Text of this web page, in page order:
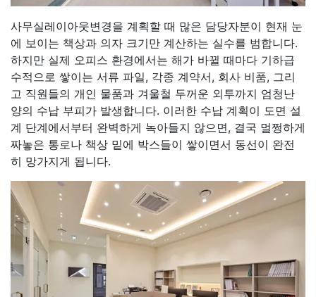
사무실레이아웃변경을 계획할 때 많은 담당자분이 현재 눈
에 보이는 책상과 의자 크기만 계산하는 실수를 범합니다.
하지만 실제 오피스 환경에서는 해가 바뀔 때마다 기하급
수적으로 쌓이는 서류 파일, 각종 계약서, 회사 비품, 그리
고 직원들의 개인 물품과 겨울철 두꺼운 외투까지 엄청난
양의 수납 부피가 발생합니다. 이러한 수납 계획이 도면 설
계 단계에서부터 완벽하게 녹아들지 않으면, 결국 멀쩡하게
짜놓은 통로나 책상 밑에 박스들이 쌓이면서 동선이 완전
히 망가지게 됩니다.